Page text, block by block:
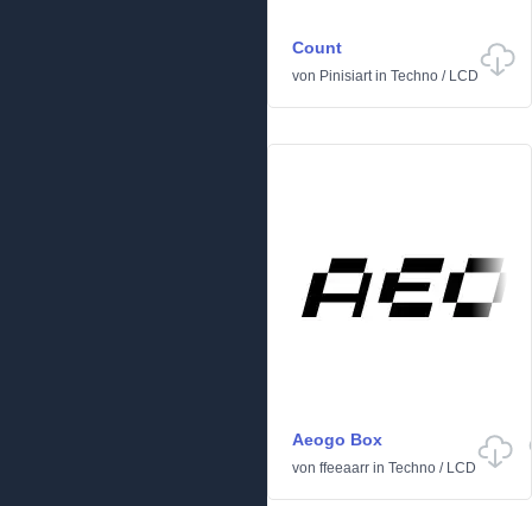
Count
von Pinisiartin Techno / LCD
Aeogo Box
von ffeeaarr in Techno / LCD